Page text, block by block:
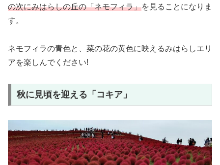
の次にみはらしの丘の「ネモフィラ」を見ることになりま
す。
ネモフィラの青色と、菜の花の黄色に映えるみはらしエリ
アを楽しんでください!
秋に見頃を迎える「コキア」